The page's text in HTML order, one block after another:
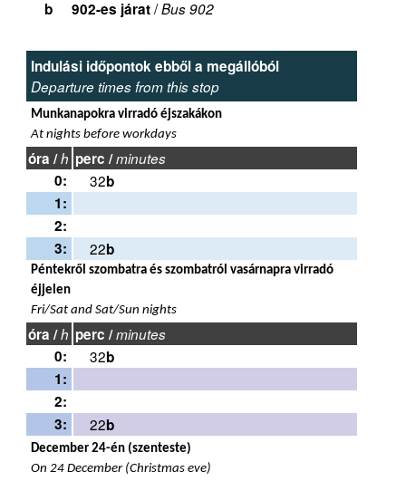
b 902-es járat/Bus 902
Indulási időpontok ebből a megállóból
Departure times from this stop
Munkanapokra virradó éjszakákon
At nights before workdays
óra /h perc /minutes
0: 32b
1:
2:
3:
22b
Péntekről szombatra és szombatról vasárnapra virradó
éjjelen
Fri/Sat and Sat/Sun nights
óra /h perc /minutes
0: 32b
1:
2:
3:
22b
December 24-én (szenteste)
On 24 December (Christmas eve)